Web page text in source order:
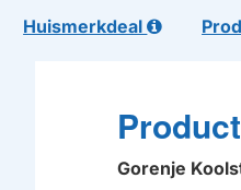
Huismerkdeal
Gorenje